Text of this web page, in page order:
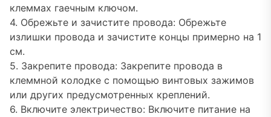
клеммах гаечным ключом.
4. Обрежьте и зачистите провода: Обрежьте
излишки провода и зачистите концы примерно на 1
см.
5. Закрепите провода: Закрепите провода в
клеммной колодке с помощью винтовых зажимов
или других предусмотренных креплений.
6. Включите электричество: Включите питание на